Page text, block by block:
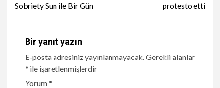
Sobriety Sun ile Bir Gün
protesto etti
Bir yanıt yazın
E-posta adresiniz yayınlanmayacak. Gerekli alanlar
* ile işaretlenmişlerdir
Yorum*